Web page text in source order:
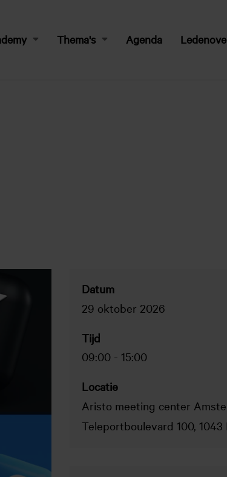
Thema's Agenda
Datum
29 oktober 2026
Tijd
09:00 - 15:00
Locatie
Aristo meeting center
Teleportboulevard 100, 1043